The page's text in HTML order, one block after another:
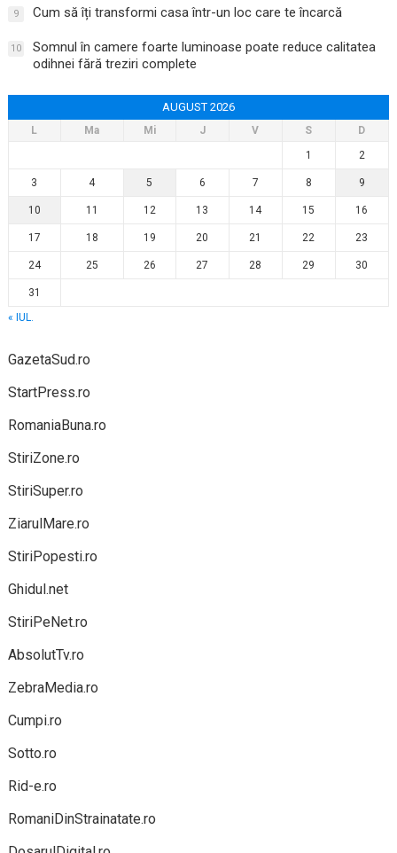
9 Cum să îți transformi casa într-un loc care te încarcă
10
Somnul în camere foarte luminoase poate reduce calitatea
odihnei fără treziri complete
AUGUST 2026
L Ma Mi J V S
D
1
2
3 4 5 6 7 8 9
10 11 12 13 14 15 16
17 18 19 20 21 22 23
24 25 26 27 28 29 30
31
« IUL.
GazetaSud.ro
StartPress.ro
RomaniaBuna.ro
StiriZone.ro
StiriSuper.ro
ZiarulMare.ro
StiriPopesti.ro
Ghidul.net
StiriPeNet.ro
AbsolutTv.ro
ZebraMedia.ro
Cumpi.ro
Sotto.ro
Rid-e.ro
RomaniDinStrainatate.ro